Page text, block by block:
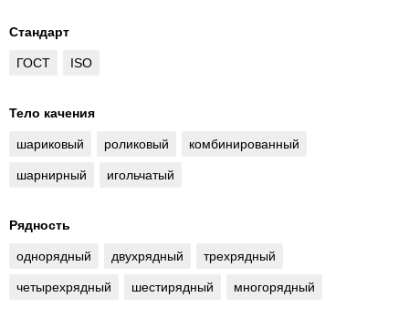
Стандарт
ГОСТ ISO
Тело качения
шариковый роликовый комбинированный
шарнирный игольчатый
Рядность
однорядный двухрядный трехрядный
четырехрядный шестирядный многорядный